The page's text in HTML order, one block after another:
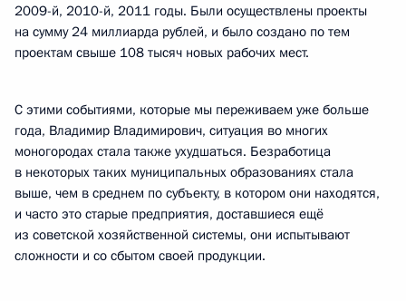
2009-й, 2010-й, 2011 годы. Были осуществлены проекты
на сумму 24 миллиарда рублей, и было создано по тем
проектам свыше 108 тысяч новых рабочих мест.
С этими событиями, которые мы переживаем уже больше
года, Владимир Владимирович, ситуация во многих
моногородах стала также ухудшаться. Безработица
в некоторых таких муниципальных образованиях стала
выше, чем в среднем по субъекту, в котором они находятся,
и часто это старые предприятия, доставшиеся ещё
из советской хозяйственной системы, они испытывают
сложности и со сбытом своей продукции.